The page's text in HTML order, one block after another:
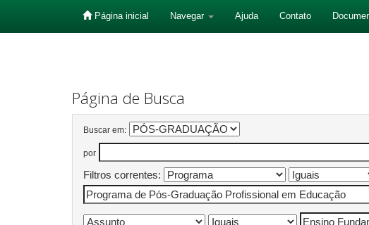
Página inicial Navegar Ajuda Contato
Página de Busca
Buscar em:
por
Filtros correntes: